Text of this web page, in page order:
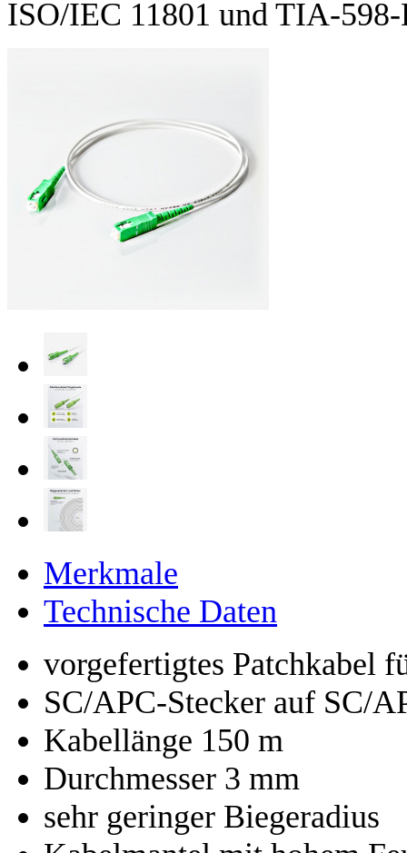
ISO/IEC 11801 und TIA-
Merkmale
Technische Daten
vorgefertigtes Patchkabel
SC/APC-Stecker auf SC/
Kabellänge 150 m
Durchmesser 3 mm
sehr geringer Biegeradius